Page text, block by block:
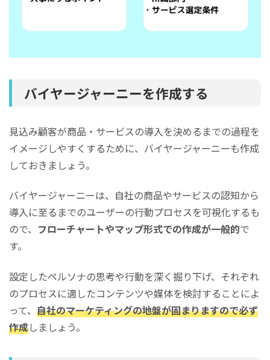
バイヤージャーニーを作成する
見込み顧客が商品・サービスの導入を決めるまでの過程を
イメージしやすくするために、バイヤージャーニーも作成
しておきましょう。
バイヤージャーニーは、自社の商品やサービスの認知から
導入に至るまでのユーザーの行動プロセスを可視化するも
ので、 フローチャートやマップ形式での作成が一般的で
す。
設定したペルソナの思考や行動を深く掘り下げ、それぞれ
のプロセスに適したコンテンツや媒体を検討することによ
って、 自社のマーケティングの地盤が固まりますので必ず
作成しましょう。